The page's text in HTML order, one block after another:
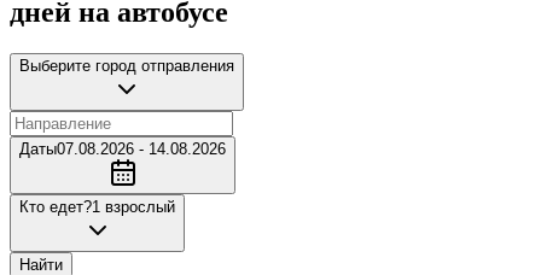
дней на автобусе
Выберите город отправления
Даты07.08.2026 - 14.08.2026
Кто едет?1 взрослый
Найти